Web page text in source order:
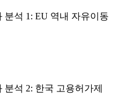
분석 1: EU 역내 자유이동
석 2: 한국 고용허가제